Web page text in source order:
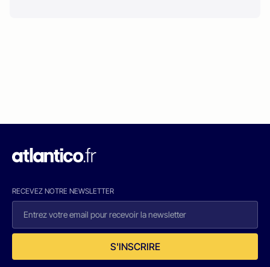
RECEVEZ NOTRE NEWSLETTER
S'INSCRIRE